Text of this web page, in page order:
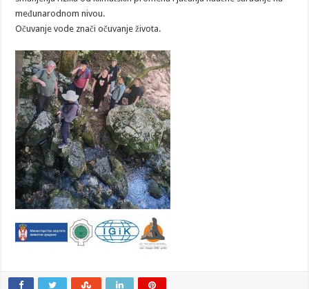
međunarodnom nivou.
Očuvanje vode znači očuvanje života.